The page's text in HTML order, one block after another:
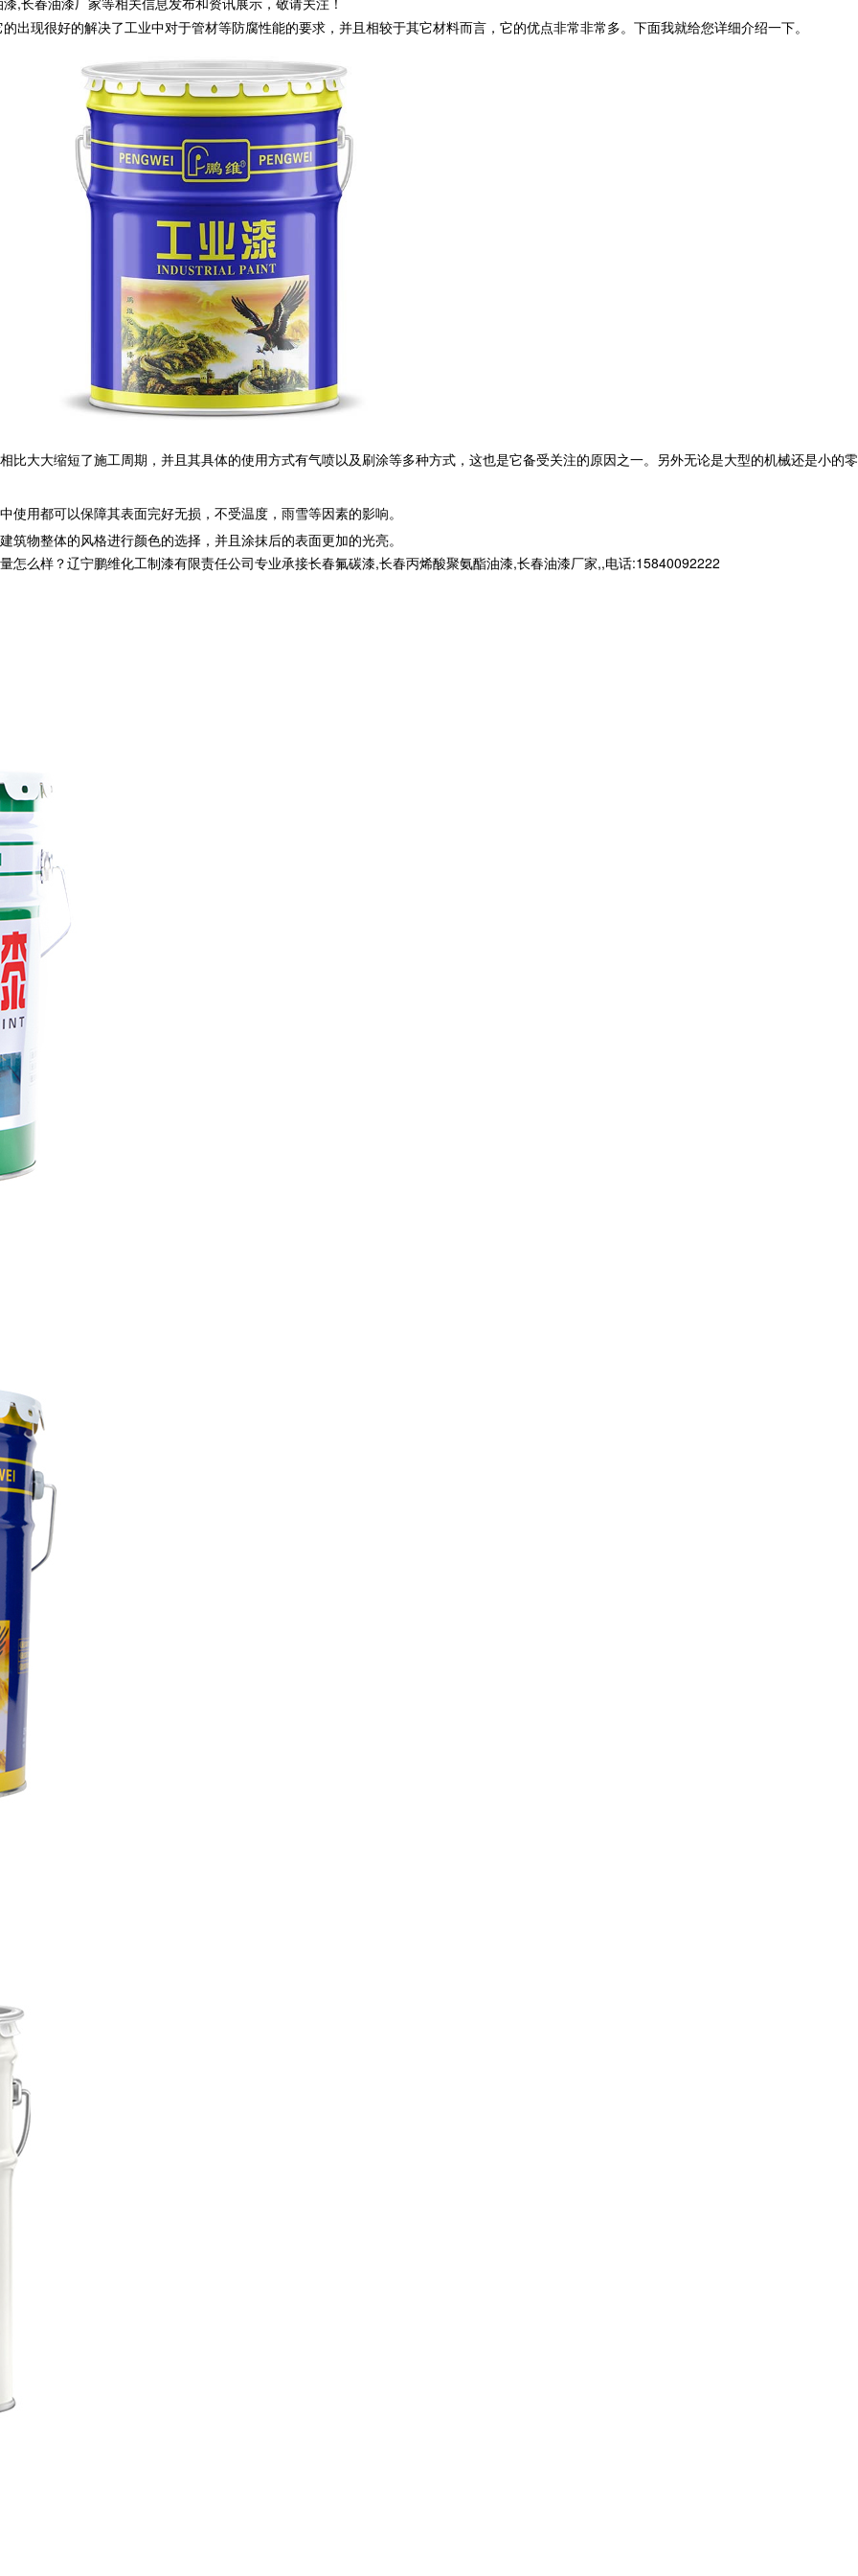
出现很好的解决了工业中对于管材等防腐性能的要求，并且相较于其它材料而言，它的优点非常非常多。下面我就给您详细介绍一下。
比大大缩短了施工周期，并且其具体的使用方式有气喷以及刷涂等多种方式，这也是它备受关注的原因之一。另外无论是大型的机械还是小的零
使用都可以保障其表面完好无损，不受温度，雨雪等因素的影响。
整体的风格进行颜色的选择，并且涂抹后的表面更加的光亮。
怎么样？辽宁鹏维化工制漆有限责任公司专业承接长春氟碳漆,长春丙烯酸聚氨酯油漆,长春油漆厂家,,电话:15840092222